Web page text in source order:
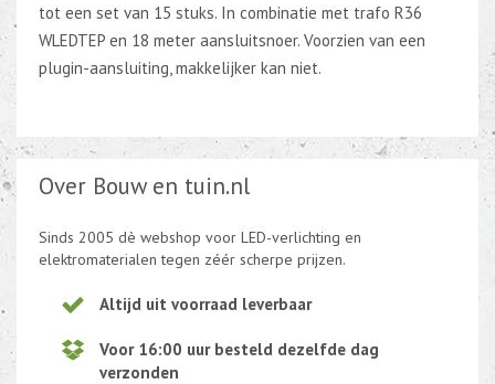
tot een set van 15 stuks. In combinatie met trafo R36
WLEDTEP en 18 meter aansluitsnoer. Voorzien van een
plugin-aansluiting, makkelijker kan niet.
Over Bouw en tuin.nl
Sinds 2005 dè webshop voor LED-verlichting en
elektromaterialen tegen zéér scherpe prijzen.
Altijd uit voorraad leverbaar
Voor 16:00 uur besteld dezelfde dag
verzonden